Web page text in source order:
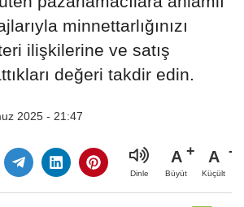
minnettarlığınızı
ilişkilerine ve satış
değeri takdir edin.
2025 - 21:47
Dinle
A
Büyüt
A
Küçült